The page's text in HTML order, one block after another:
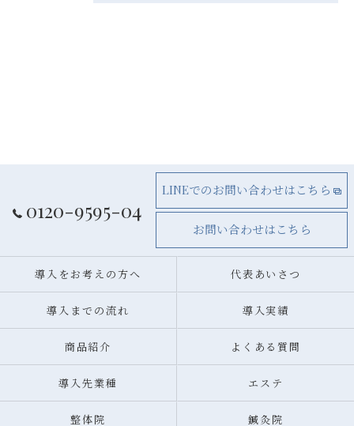
0120-9595-04
LINEでのお問い合わせはこちら
お問い合わせはこちら
導入をお考えの方へ 代表あいさつ
導入までの流れ 導入実績
商品紹介 よくある質問
導入先業種 エステ
整体院 鍼灸院